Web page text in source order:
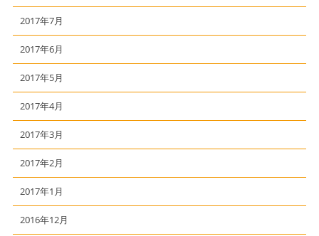
2017年7月
2017年6月
2017年5月
2017年4月
2017年3月
2017年2月
2017年1月
2016年12月